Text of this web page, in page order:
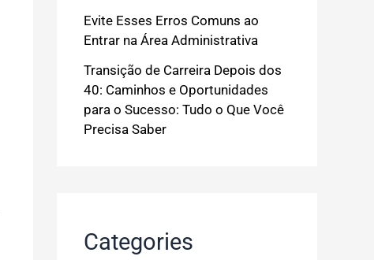
Evite Esses Erros Comuns ao
Entrar na Área Administrativa
Transição de Carreira Depois dos
40: Caminhos e Oportunidades
para o Sucesso: Tudo o Que Você
Precisa Saber
Categories